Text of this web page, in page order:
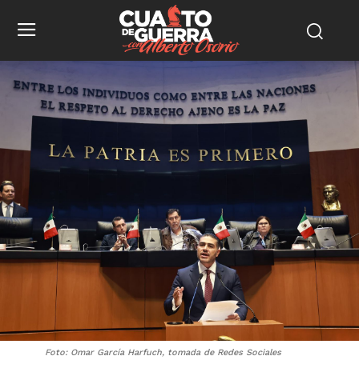
Foto: Omar García Harfuch, tomada de Redes Sociales